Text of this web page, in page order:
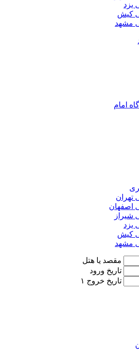
یزد
کیش
مشهد
تهران
اصفهان
شیراز
یزد
کیش
مشهد
مقصد یا هتل
تاریخ ورود
تاریخ خروج ۱